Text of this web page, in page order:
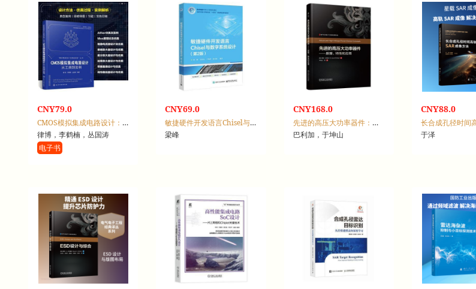
CNY79.0
CMOS模拟集成电路设计：从工具到实例
律博，李鹤楠，丛国涛
电子书
CNY69.0
敏捷硬件开发语言Chisel与数字系统设计
梁峰
CNY168.0
先进的高压大功率器件：原理、特性和应用
巴利加，于坤山
CNY88.0
于泽